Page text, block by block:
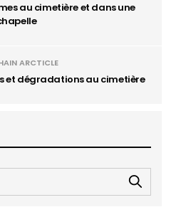
au cimetière et dans une
ARCTICLE
et dégradations au cimetière